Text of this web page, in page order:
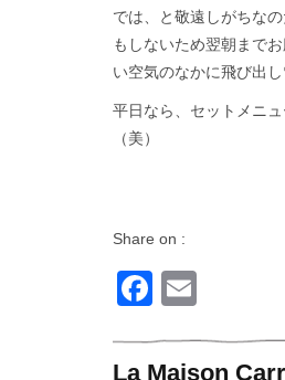
では、と敬遠しがちな
もしないため翌朝まで
い空気のなかに飛び出
平日なら、セットメニ
（美）
Share on :
La Maison